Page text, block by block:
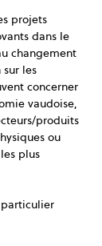
projets
dans le
changement
les
concerner
vaudoise,
produits
ou
plus
particulier